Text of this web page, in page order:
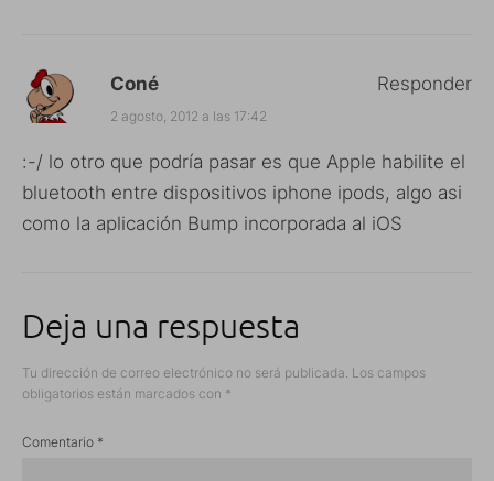
Coné
2 agosto, 2012 a las 17:42
:-/ lo otro que podría pasar es que Apple habilite el
bluetooth entre dispositivos iphone ipods, algo asi
como la aplicación Bump incorporada al iOS
Responder
Deja una respuesta
Tu dirección de correo electrónico no será publicada. Los campos
obligatorios están marcados con *
Comentario *